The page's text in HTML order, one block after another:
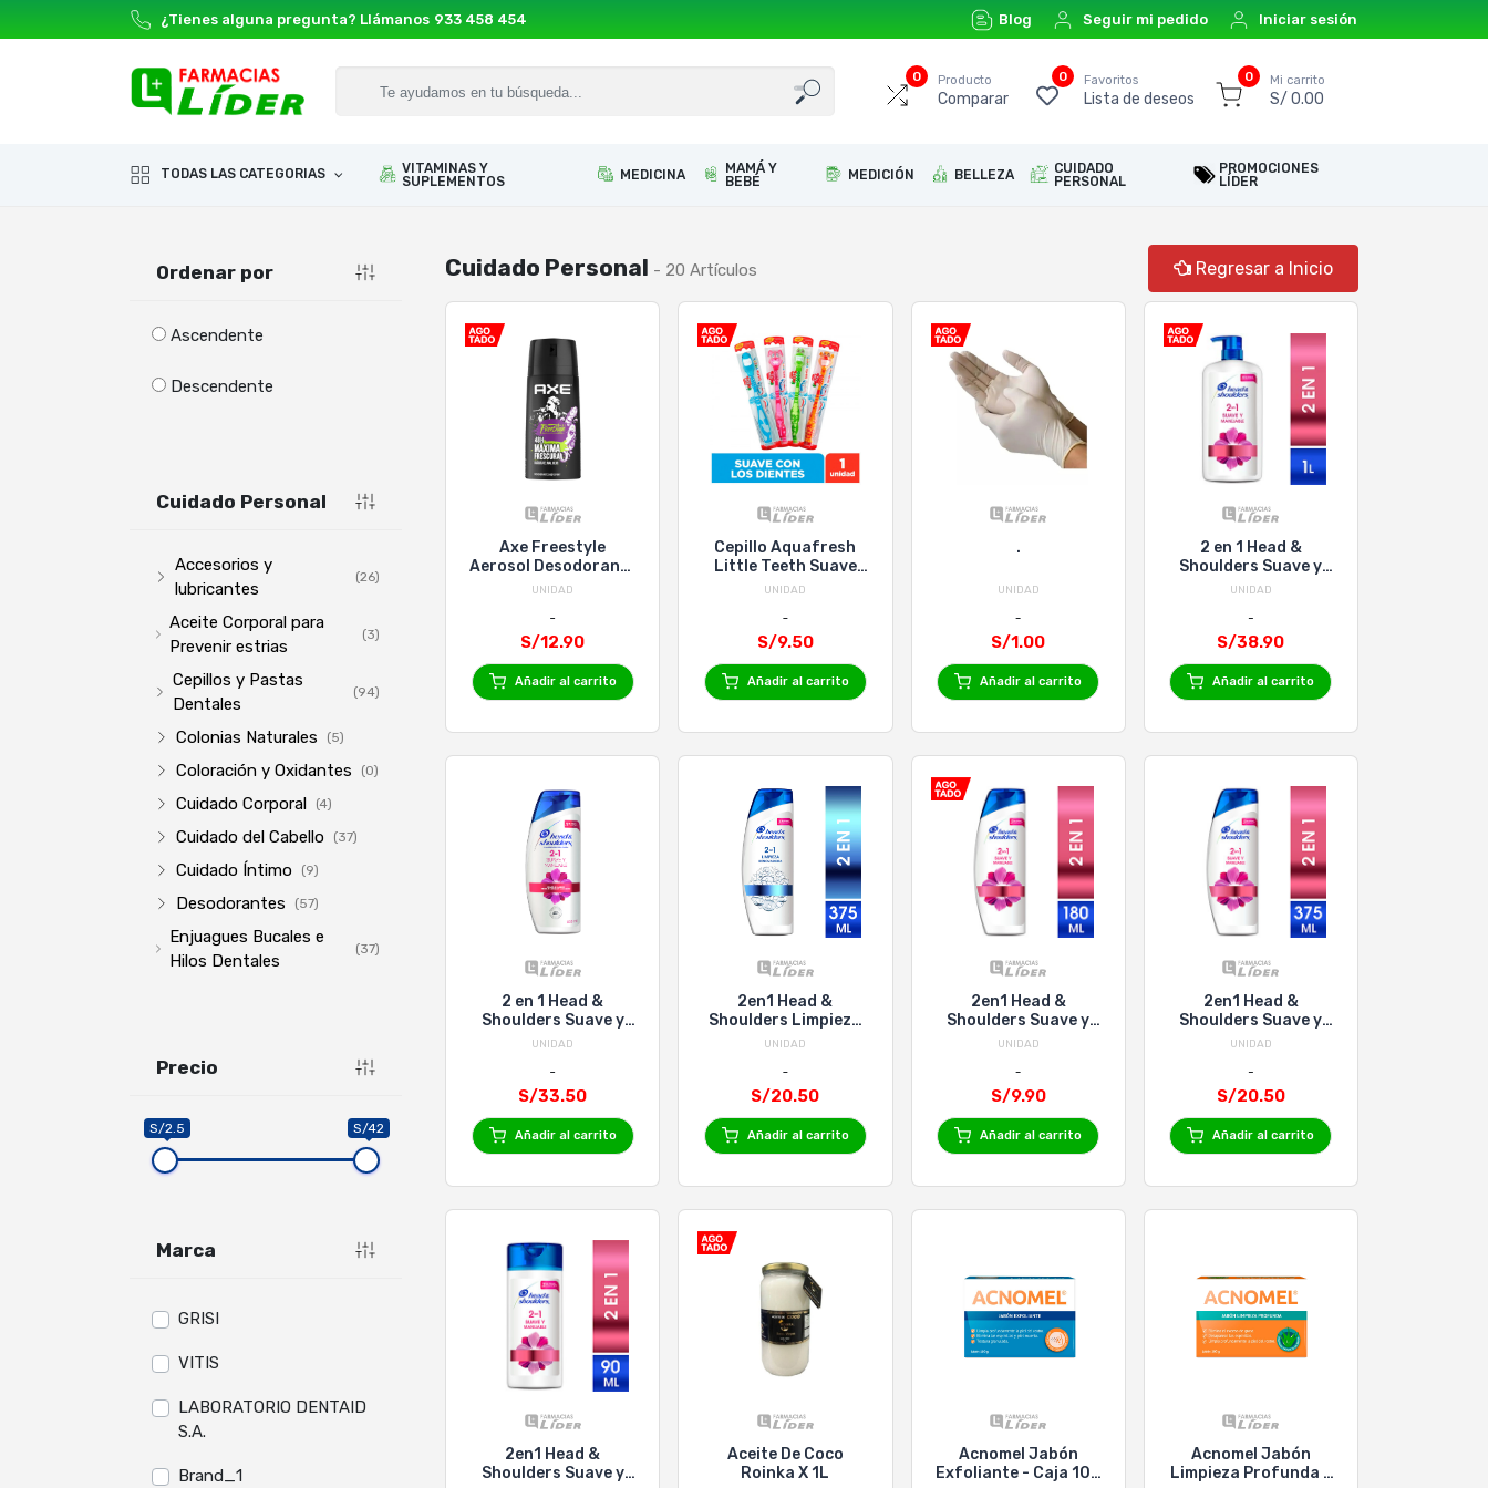
¿Tienes alguna pregunta? Llámanos 933 458 454 Blog Seguir mi pedido Iniciar sesión
0 Producto
Comparar
0 Favoritos
Lista de deseos
0 Mi carrito
S/ 0.00
TODAS LAS CATEGORIAS
VITAMINAS Y
SUPLEMENTOS
MEDICINA
MAMÁ Y
BEBÉ
MEDICIÓN BELLEZA
CUIDADO
PERSONAL
PROMOCIONES
LÍDER
Ordenar por
Ascendente
Descendente
Cuidado Personal
Accesorios y
lubricantes
(26)
Aceite Corporal para
Prevenir estrias
(3)
Cepillos y Pastas
Dentales
(94)
Colonias Naturales (5)
Coloración y Oxidantes (0)
Cuidado Corporal (4)
Cuidado del Cabello (37)
Cuidado Íntimo (9)
Desodorantes (57)
Enjuagues Bucales e
Hilos Dentales
(37)
Precio
S/2.5 S/42
Marca
GRISI
VITIS
LABORATORIO DENTAID
S.A.
Brand_1
Cuidado Personal - 20 Artículos Regresar a Inicio
Axe Freestyle
Aerosol Desodorante
x 97 g
UNIDAD
S/12.90
Añadir al carrito
Cepillo Aquafresh
Little Teeth Suave
Blister 3-5
UNIDAD
S/9.50
Añadir al carrito
.
UNIDAD
S/1.00
Añadir al carrito
2 en 1 Head &
Shoulders Suave y
Manejable - Frasco
UNIDAD
S/38.90
Añadir al carrito
2 en 1 Head &
Shoulders Suave y
Manejable - Frasco
UNIDAD
S/33.50
Añadir al carrito
2en1 Head &
Shoulders Limpieza
Renovadora - Frasco
UNIDAD
S/20.50
Añadir al carrito
2en1 Head &
Shoulders Suave y
Manejable - Frasco
UNIDAD
S/9.90
Añadir al carrito
2en1 Head &
Shoulders Suave y
Manejable - Frasco
UNIDAD
S/20.50
Añadir al carrito
2en1 Head &
Shoulders Suave y
Aceite De Coco
Roinka X 1L
Acnomel Jabón
Exfoliante - Caja 100
Acnomel Jabón
Limpieza Profunda -